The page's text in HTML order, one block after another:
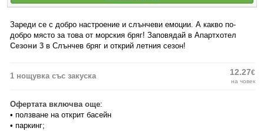
Зареди се с добро настроение и слънчеви емоции. А какво по-
добро място за това от морския бряг! Заповядай в Апартхотел
Сезони 3 в Слънчев бряг и открий летния сезон!
1 нощувка със закуска 12.27€
на човек
Офертата включва още:
• ползване на открит басейн
• паркинг;